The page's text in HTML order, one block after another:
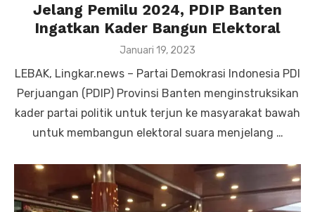
Jelang Pemilu 2024, PDIP Banten
Ingatkan Kader Bangun Elektoral
Posted
Januari 19, 2023
LEBAK, Lingkar.news – Partai Demokrasi Indonesia PDI
Perjuangan (PDIP) Provinsi Banten menginstruksikan
kader partai politik untuk terjun ke masyarakat bawah
untuk membangun elektoral suara menjelang …